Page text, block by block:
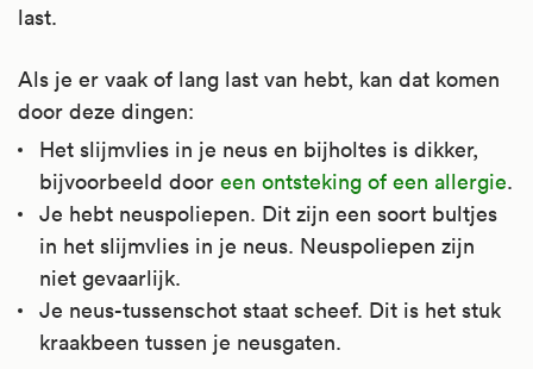
last.
Als je er vaak of lang last van hebt, kan dat komen
door deze dingen:
Het slijmvlies in je neus en bijholtes is dikker,
bijvoorbeeld door een ontsteking of een allergie.
Je hebt neuspoliepen. Dit zijn een soort bultjes
in het slijmvlies in je neus. Neuspoliepen zijn
niet gevaarlijk.
Je neus-tussenschot staat scheef. Dit is het stuk
kraakbeen tussen je neusgaten.